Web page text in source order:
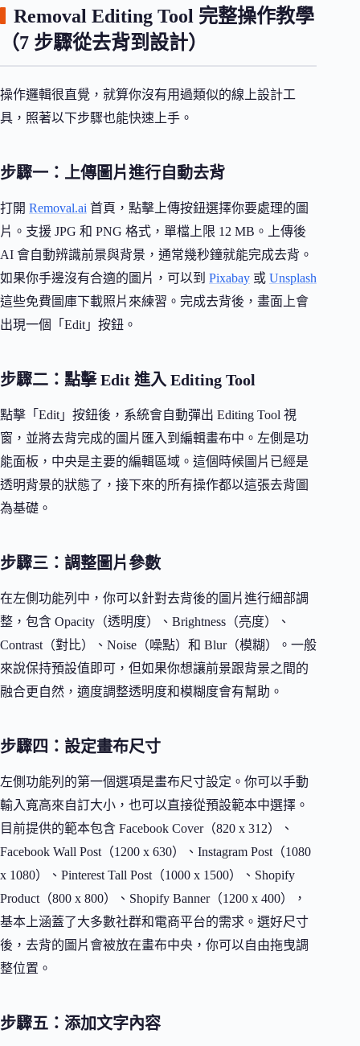
Removal Editing Tool 完整操作教學
（7 步驟從去背到設計）
操作邏輯很直覺，就算你沒有用過類似的線上設計工
具，照著以下步驟也能快速上手。
步驟一：上傳圖片進行自動去背
打開 Removal.ai 首頁，點擊上傳按鈕選擇你要處理的圖
片。支援 JPG 和 PNG 格式，單檔上限 12 MB。上傳後
AI 會自動辨識前景與背景，通常幾秒鐘就能完成去背。
如果你手邊沒有合適的圖片，可以到 Pixabay 或 Unsplash
這些免費圖庫下載照片來練習。完成去背後，畫面上會
出現一個「Edit」按鈕。
步驟二：點擊 Edit 進入 Editing Tool
點擊「Edit」按鈕後，系統會自動彈出 Editing Tool 視
窗，並將去背完成的圖片匯入到編輯畫布中。左側是功
能面板，中央是主要的編輯區域。這個時候圖片已經是
透明背景的狀態了，接下來的所有操作都以這張去背圖
為基礎。
步驟三：調整圖片參數
在左側功能列中，你可以針對去背後的圖片進行細部調
整，包含 Opacity（透明度）、Brightness（亮度）、
Contrast（對比）、Noise（噪點）和 Blur（模糊）。一般
來說保持預設值即可，但如果你想讓前景跟背景之間的
融合更自然，適度調整透明度和模糊度會有幫助。
步驟四：設定畫布尺寸
左側功能列的第一個選項是畫布尺寸設定。你可以手動
輸入寬高來自訂大小，也可以直接從預設範本中選擇。
目前提供的範本包含 Facebook Cover（820 x 312）、
Facebook Wall Post（1200 x 630）、Instagram Post（1080
x 1080）、Pinterest Tall Post（1000 x 1500）、Shopify
Product（800 x 800）、Shopify Banner（1200 x 400），
基本上涵蓋了大多數社群和電商平台的需求。選好尺寸
後，去背的圖片會被放在畫布中央，你可以自由拖曳調
整位置。
步驟五：添加文字內容